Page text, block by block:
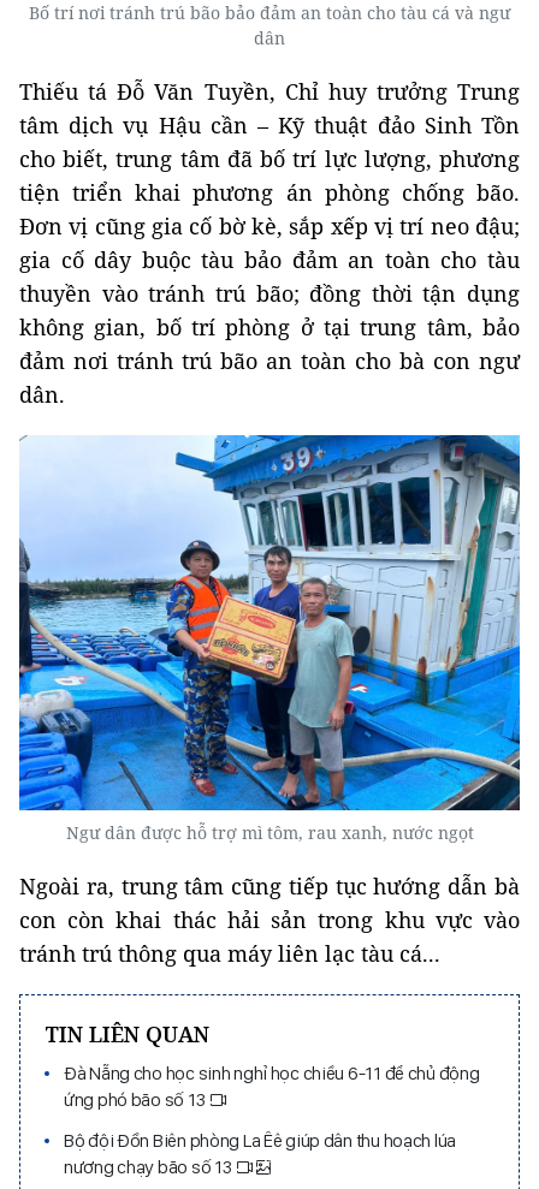
Bố trí nơi tránh trú bão bảo đảm an toàn cho tàu cá và ngư
dân
Thiếu tá Đỗ Văn Tuyền, Chỉ huy trưởng Trung
tâm dịch vụ Hậu cần – Kỹ thuật đảo Sinh Tồn
cho biết, trung tâm đã bố trí lực lượng, phương
tiện triển khai phương án phòng chống bão.
Đơn vị cũng gia cố bờ kè, sắp xếp vị trí neo đậu;
gia cố dây buộc tàu bảo đảm an toàn cho tàu
thuyền vào tránh trú bão; đồng thời tận dụng
không gian, bố trí phòng ở tại trung tâm, bảo
đảm nơi tránh trú bão an toàn cho bà con ngư
dân.
Ngư dân được hỗ trợ mì tôm, rau xanh, nước ngọt
Ngoài ra, trung tâm cũng tiếp tục hướng dẫn bà
con còn khai thác hải sản trong khu vực vào
tránh trú thông qua máy liên lạc tàu cá...
TIN LIÊN QUAN
Đà Nẵng cho học sinh nghỉ học chiều 6-11 để chủ động
ứng phó bão số 13
Bộ đội Đồn Biên phòng La Êê giúp dân thu hoạch lúa
nương chạy bão số 13